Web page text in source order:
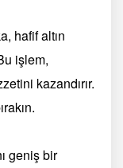
hafif altın
işlem,
kazandırır.
geniş bir